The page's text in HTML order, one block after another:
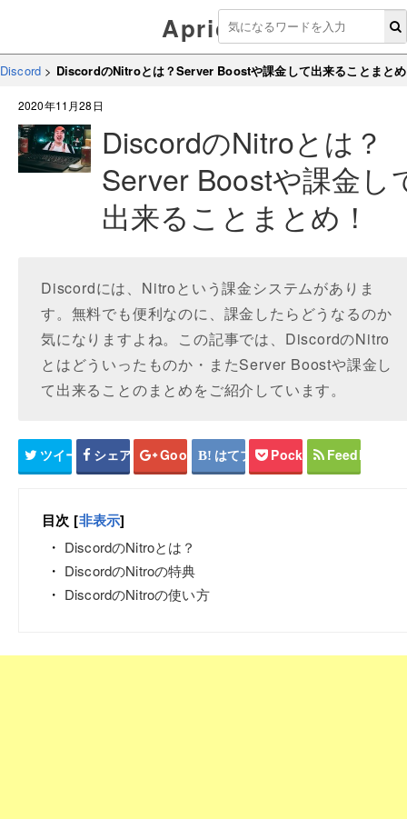
Aprico
Discord > DiscordのNitroとは？Server Boostや課金して出来ることまと
2020年11月28日
DiscordのNitroとは？
Server Boostや課金し
出来ることまとめ！
Discordには、Nitroという課金システムがありま
す。無料でも便利なのに、課金したらどうなるのか
気になりますよね。この記事では、DiscordのNitro
とはどういったものか・またServer Boostや課金し
て出来ることのまとめをご紹介しています。
ツイート シェア Google+ はてブ Pocket Feedly
目次 [非表示]
DiscordのNitroとは？
DiscordのNitroの特典
DiscordのNitroの使い方